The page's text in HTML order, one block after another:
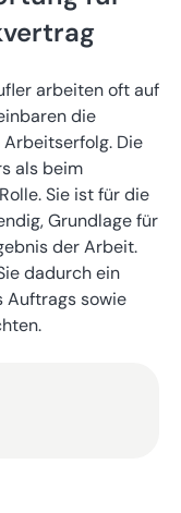
arbeiten oft auf
die
Die
als beim
Sie ist für die
Grundlage für
der Arbeit.
dadurch ein
Auftrags sowie